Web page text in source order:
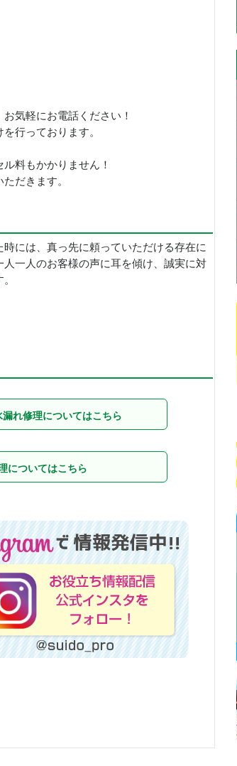
気軽にお電話ください！
行っております。
料もかかりません！
だきます。
には、真っ先に頼っていただける存在に
一人のお客様の声に耳を傾け、誠実に対
れ修理についてはこちら
についてはこちら